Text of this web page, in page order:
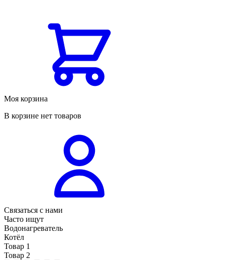
Моя корзина
В корзине нет товаров
Связаться с нами
Часто ищут
Водонагреватель
Котёл
Товар 1
Товар 2